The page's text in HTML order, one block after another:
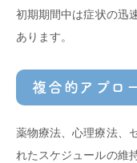
初期期間中は症状の迅
あります。
複合的アプロ
薬物療法、心理療法、
れたスケジュールの維